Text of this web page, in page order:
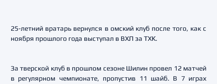
25-летний вратарь вернулся в омский клуб после того, как с
ноября прошлого года выступал в ВХЛ за ТХК.
За тверской клуб в прошлом сезоне Шилин провел 12 матчей
в регулярном чемпионате, пропустив 11 шайб. В 7 играх